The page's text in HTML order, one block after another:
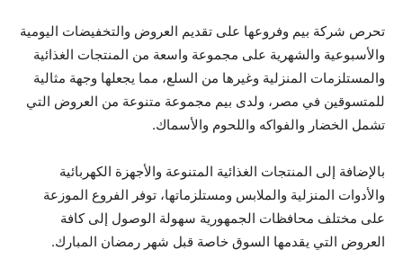
تحرص شركة بيم وفروعها على تقديم العروض والتخفيضات اليومية
والأسبوعية والشهرية على مجموعة واسعة من المنتجات الغذائية
والمستلزمات المنزلية وغيرها من السلع، مما يجعلها وجهة مثالية
للمتسوقين في مصر، ولدى بيم مجموعة متنوعة من العروض التي
تشمل الخضار والفواكه واللحوم والأسماك.
بالإضافة إلى المنتجات الغذائية المتنوعة والأجهزة الكهربائية
والأدوات المنزلية والملابس ومستلزماتها، توفر الفروع الموزعة
على مختلف محافظات الجمهورية سهولة الوصول إلى كافة
العروض التي يقدمها السوق خاصة قبل شهر رمضان المبارك.